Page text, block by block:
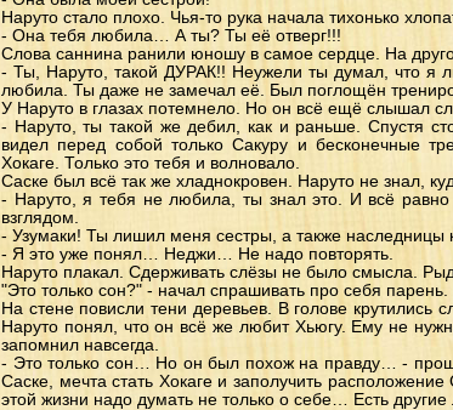
Наруто стало плохо. Чья-то рука начала тихонько
- Она тебя любила… А ты? Ты её отверг!!!
Слова саннина ранили юношу в самое сердце. На
- Ты, Наруто, такой ДУРАК!! Неужели ты думал, что я
любила. Ты даже не замечал её. Был поглощён
У Наруто в глазах потемнело. Но он всё ещё слышал
- Наруто, ты такой же дебил, как и раньше. Спустя
видел перед собой только Сакуру и бесконечные
Хокаге. Только это тебя и волновало.
Саске был всё так же хладнокровен. Наруто не знал,
- Наруто, я тебя не любила, ты знал это. И всё
взглядом.
- Узумаки! Ты лишил меня сестры, а также наследницы
- Я это уже понял… Неджи… Не надо повторять.
Наруто плакал. Сдерживать слёзы не было смысла.
"Это только сон?" - начал спрашивать про себя парень.
На стене повисли тени деревьев. В голове
Наруто понял, что он всё же любит Хьюгу. Ему не
запомнил навсегда.
- Это только сон… Но он был похож на правду… -
Саске, мечта стать Хокаге и заполучить
этой жизни надо думать не только о себе… Есть